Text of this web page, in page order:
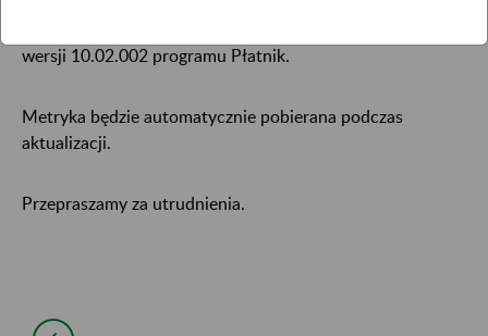
wersji 10.02.002 programu Płatnik.
Metryka będzie automatycznie pobierana podczas
aktualizacji.
Przepraszamy za utrudnienia.